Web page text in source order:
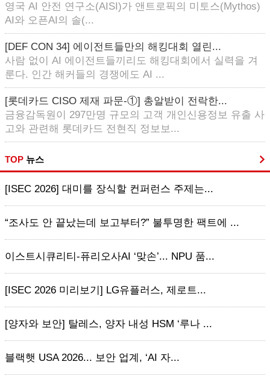
영국 AI 안전 연구소(AISI)가 앤트로픽의 미토스(Mythos)
AI와 오픈AI의 솔(...
[DEF CON 34] 에이전트들만의 해킹대회 열린...
사람 없이 AI 에이전트들끼리도 해킹대회에서 실력을 겨
룬다. 인간 해커들의 경쟁에도 AI ...
[롯데카드 CISO 제재 파문-①] 총알받이 전락한...
금융감독원이 297만명 규모의 고객 개인신용정보 유출 사
고와 관련해 롯데카드 전현직 정보보...
TOP 뉴스
[ISEC 2026] 대미를 장식할 컨퍼런스 주제는...
“조사도 안 끝났는데 보고부터?” 불투명한 팩트에 ...
이스트시큐리티-퓨리오사AI ‘맞손’... NPU 품...
[ISEC 2026 미리보기] LG유플러스, 제로트...
[양자와 보안] 탈레스, 양자 내성 HSM ‘루나 ...
블랙햇 USA 2026... 보안 업계, ‘AI 자...